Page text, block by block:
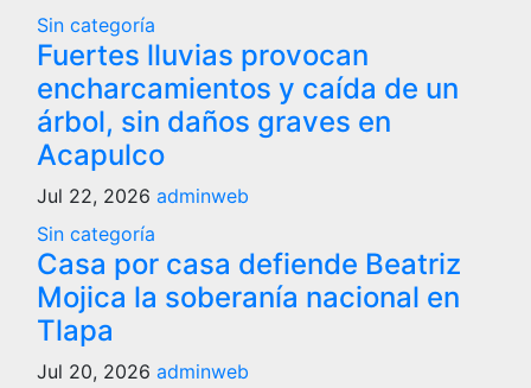
Sin categoría
Fuertes lluvias provocan
encharcamientos y caída de un
árbol, sin daños graves en
Acapulco
Jul 22, 2026 adminweb
Sin categoría
Casa por casa defiende Beatriz
Mojica la soberanía nacional en
Tlapa
Jul 20, 2026 adminweb